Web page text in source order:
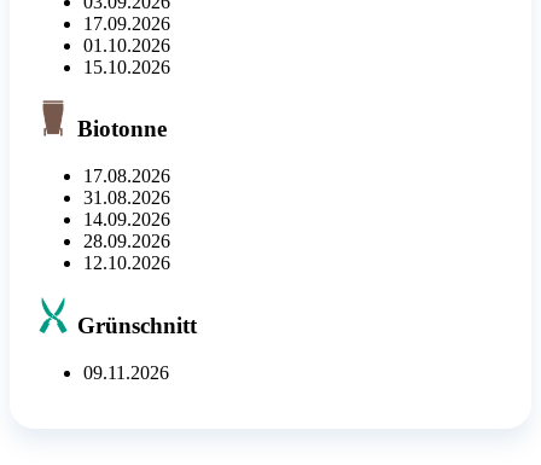
17.09.2026
01.10.2026
15.10.2026
Biotonne
17.08.2026
31.08.2026
14.09.2026
28.09.2026
12.10.2026
Grünschnitt
09.11.2026